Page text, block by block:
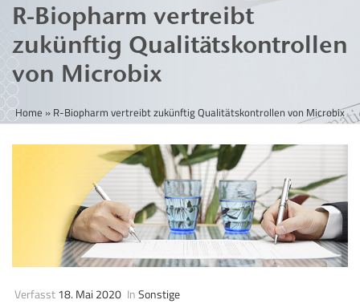
R-Biopharm vertreibt
zukünftig Qualitätskontrollen
von Microbix
Home » R-Biopharm vertreibt zukünftig Qualitätskontrollen von Microbix
Verfasst18. Mai 2020 InSonstige